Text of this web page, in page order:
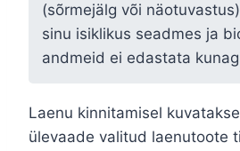
(sõrmejälg või
sinu isiklikus seadmes ja
andmeid ei edastata
Laenu kinnitamisel
ülevaade valitud laenutoote